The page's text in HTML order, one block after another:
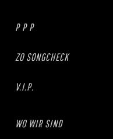
P P P
ZO SONGCHECK
V.I.P.
WO WIR SIND